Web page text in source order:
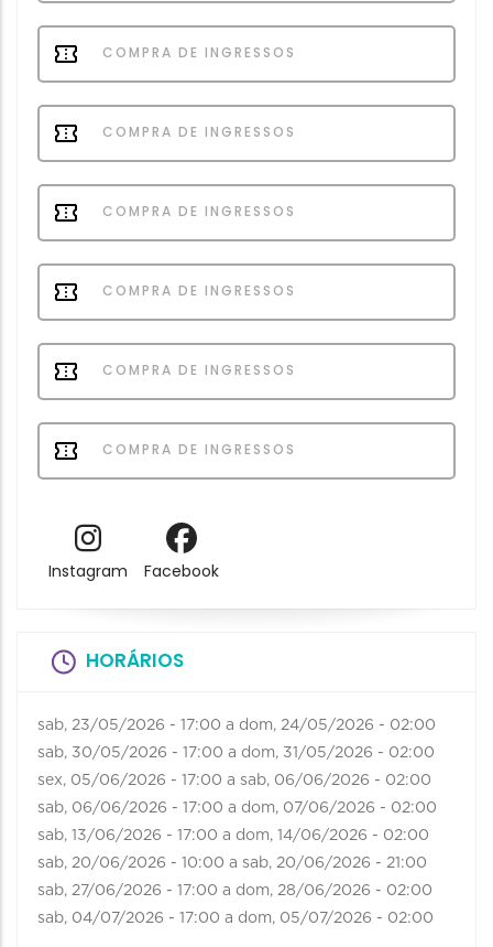
COMPRA DE INGRESSOS
COMPRA DE INGRESSOS
COMPRA DE INGRESSOS
COMPRA DE INGRESSOS
COMPRA DE INGRESSOS
COMPRA DE INGRESSOS
Instagram Facebook
HORÁRIOS
sab, 23/05/2026 - 17:00 a dom, 24/05/2026 - 02:00
sab, 30/05/2026 - 17:00 a dom, 31/05/2026 - 02:00
sex, 05/06/2026 - 17:00 a sab, 06/06/2026 - 02:00
sab, 06/06/2026 - 17:00 a dom, 07/06/2026 - 02:00
sab, 13/06/2026 - 17:00 a dom, 14/06/2026 - 02:00
sab, 20/06/2026 - 10:00 a sab, 20/06/2026 - 21:00
sab, 27/06/2026 - 17:00 a dom, 28/06/2026 - 02:00
sab, 04/07/2026 - 17:00 a dom, 05/07/2026 - 02:00